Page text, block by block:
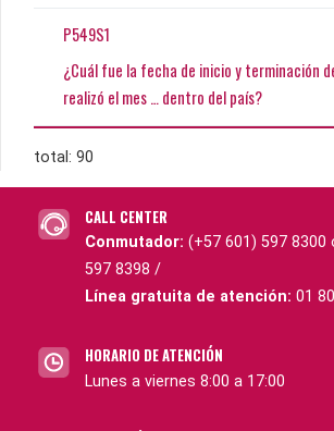
P549S1
¿Cuál fue la fecha de inicio y terminación
realizó el mes … dentro del país?
total: 90
CALL CENTER
Conmutador: (+57 601) 597 8300
597 8398 /
Línea gratuita de atención: 01
HORARIO DE ATENCIÓN
Lunes a viernes 8:00 a 17:00